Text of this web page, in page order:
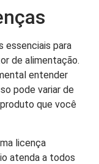
essenciais para
de alimentação.
entender
pode variar de
que você
licença
atenda a todos